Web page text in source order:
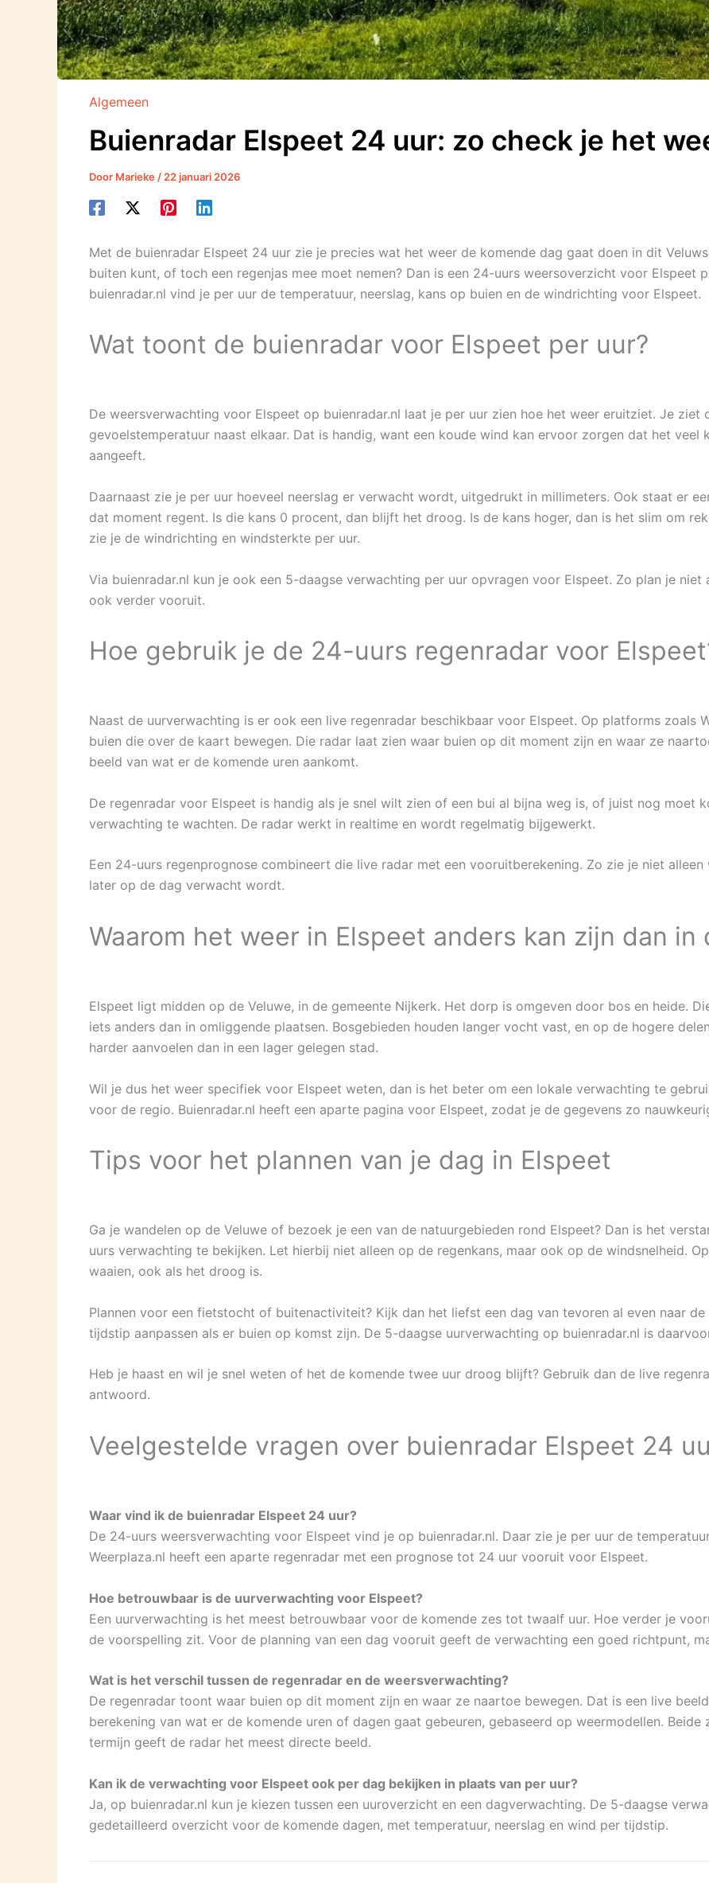
Algemeen
Buienradar Elspeet 24 uur: zo check je het
Door Marieke / 22 januari 2026
Met de buienradar Elspeet 24 uur zie je precies wat het weer de komende dag gaat doen in dit
buiten kunt, of toch een regenjas mee moet nemen? Dan is een 24-uurs weersoverzicht voor Elspeet
buienradar.nl vind je per uur de temperatuur, neerslag, kans op buien en de windrichting voor Elspeet.
Wat toont de buienradar voor Elspeet per uur?
De weersverwachting voor Elspeet op buienradar.nl laat je per uur zien hoe het weer eruitziet. Je ziet
gevoelstemperatuur naast elkaar. Dat is handig, want een koude wind kan ervoor zorgen dat het veel
aangeeft.
Daarnaast zie je per uur hoeveel neerslag er verwacht wordt, uitgedrukt in millimeters. Ook staat er
dat moment regent. Is die kans 0 procent, dan blijft het droog. Is de kans hoger, dan is het slim om
zie je de windrichting en windsterkte per uur.
Via buienradar.nl kun je ook een 5-daagse verwachting per uur opvragen voor Elspeet. Zo plan je
ook verder vooruit.
Hoe gebruik je de 24-uurs regenradar voor
Naast de uurverwachting is er ook een live regenradar beschikbaar voor Elspeet. Op platforms zoals
buien die over de kaart bewegen. Die radar laat zien waar buien op dit moment zijn en waar ze
beeld van wat er de komende uren aankomt.
De regenradar voor Elspeet is handig als je snel wilt zien of een bui al bijna weg is, of juist nog moet
verwachting te wachten. De radar werkt in realtime en wordt regelmatig bijgewerkt.
Een 24-uurs regenprognose combineert die live radar met een vooruitberekening. Zo zie je niet
later op de dag verwacht wordt.
Waarom het weer in Elspeet anders kan zijn dan in
Elspeet ligt midden op de Veluwe, in de gemeente Nijkerk. Het dorp is omgeven door bos en heide.
iets anders dan in omliggende plaatsen. Bosgebieden houden langer vocht vast, en op de hogere
harder aanvoelen dan in een lager gelegen stad.
Wil je dus het weer specifiek voor Elspeet weten, dan is het beter om een lokale verwachting te
voor de regio. Buienradar.nl heeft een aparte pagina voor Elspeet, zodat je de gegevens zo
Tips voor het plannen van je dag in Elspeet
Ga je wandelen op de Veluwe of bezoek je een van de natuurgebieden rond Elspeet? Dan is het
uurs verwachting te bekijken. Let hierbij niet alleen op de regenkans, maar ook op de windsnelheid.
waaien, ook als het droog is.
Plannen voor een fietstocht of buitenactiviteit? Kijk dan het liefst een dag van tevoren al even naar
tijdstip aanpassen als er buien op komst zijn. De 5-daagse uurverwachting op buienradar.nl is
Heb je haast en wil je snel weten of het de komende twee uur droog blijft? Gebruik dan de live
antwoord.
Veelgestelde vragen over buienradar Elspeet 24
Waar vind ik de buienradar Elspeet 24 uur?
De 24-uurs weersverwachting voor Elspeet vind je op buienradar.nl. Daar zie je per uur de
Weerplaza.nl heeft een aparte regenradar met een prognose tot 24 uur vooruit voor Elspeet.
Hoe betrouwbaar is de uurverwachting voor Elspeet?
Een uurverwachting is het meest betrouwbaar voor de komende zes tot twaalf uur. Hoe verder je
de voorspelling zit. Voor de planning van een dag vooruit geeft de verwachting een goed richtpunt,
Wat is het verschil tussen de regenradar en de weersverwachting?
De regenradar toont waar buien op dit moment zijn en waar ze naartoe bewegen. Dat is een live
berekening van wat er de komende uren of dagen gaat gebeuren, gebaseerd op weermodellen.
termijn geeft de radar het meest directe beeld.
Kan ik de verwachting voor Elspeet ook per dag bekijken in plaats van per uur?
Ja, op buienradar.nl kun je kiezen tussen een uuroverzicht en een dagverwachting. De 5-daagse
gedetailleerd overzicht voor de komende dagen, met temperatuur, neerslag en wind per tijdstip.